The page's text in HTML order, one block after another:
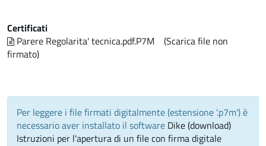
Certificati
Parere Regolarita' tecnica.pdf.P7M
(Scarica file non
firmato)
Per leggere i file firmati digitalmente (estensione '.p7m') è
necessario aver installato il software Dike (download)
Istruzioni per l'apertura di un file con firma digitale